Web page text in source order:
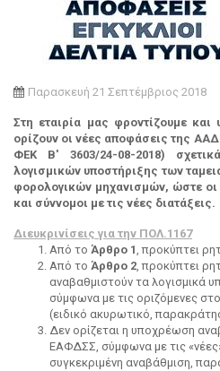
Παρασκευή 21 Σεπτέμβριος 2018
Στη εταιρία μας φροντίζουμε
ορίζουν οι νέες αποφάσεις της
ΦΕΚ Β' 3603/24-08-2018)
λογισμικών υποστήριξης των
φορολογικών μηχανισμών, ώστε οι
και σύννομοι με τις νέες διατάξεις.
Διευκρινίσεις για την ΠΟΛ.1167
Από το Άρθρο 1, προκύπτει
Από το Άρθρο 2, προκύπτει
αναβαθμιστούν τα λογισμικά
σύμφωνα με τις οριζόμενες
(ειδικό ακυρωτικό,
Δεν ορίζεται η υποχρέωση
ΕΑΦΔΣΣ, σύμφωνα με τις
συγκεκριμένη αναβάθμιση,